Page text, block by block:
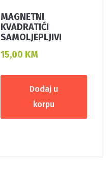
MAGNETNI
KVADRATIĆI
SAMOLJEPLJIVI
15,00 KM
Dodaj u
korpu